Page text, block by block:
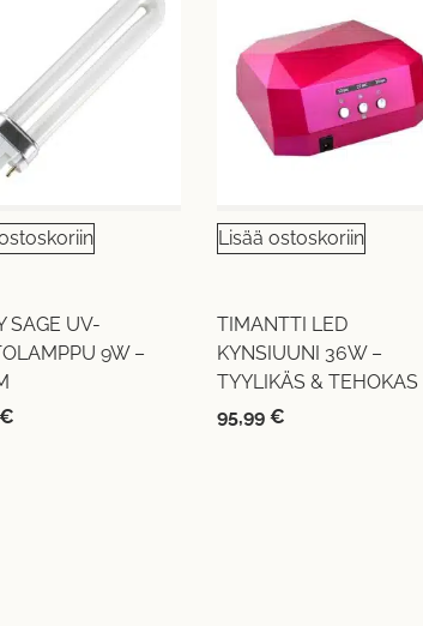
SAGE UV-
9W –
€
Lisää ostoskoriin
TIMANTTI LED
KYNSIUUNI 36W –
TYYLIKÄS & TEHOKAS
95,99 €